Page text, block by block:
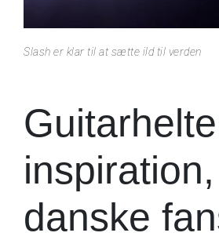
Slash er klar til at sætte ild til verden
danske